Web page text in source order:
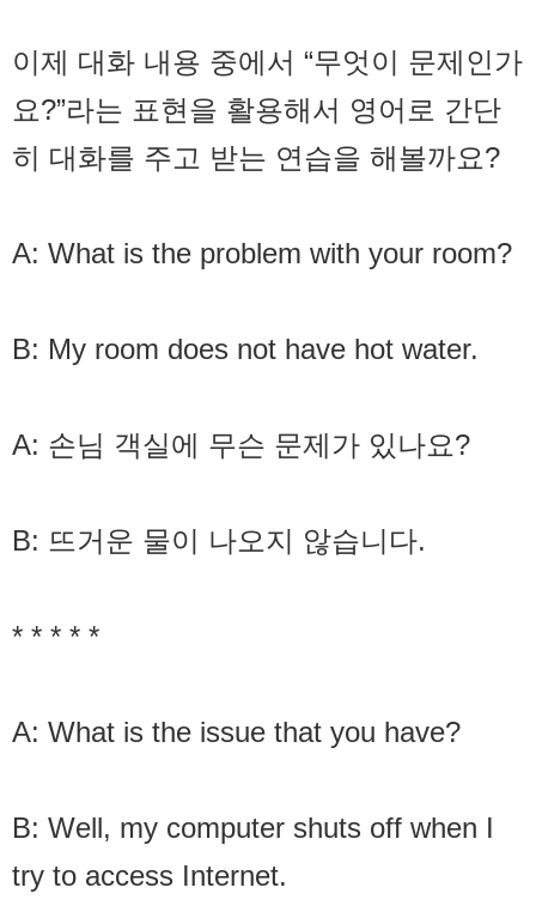
이제 대화 내용 중에서 “무엇이 문제인가
요?”라는 표현을 활용해서 영어로 간단
히 대화를 주고 받는 연습을 해볼까요?
A: What is the problem with your room?
B: My room does not have hot water.
A: 손님 객실에 무슨 문제가 있나요?
B: 뜨거운 물이 나오지 않습니다.
* * * * *
A: What is the issue that you have?
B: Well, my computer shuts off when I
try to access Internet.